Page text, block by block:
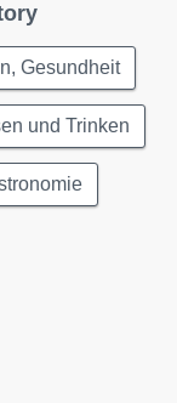
Gesundheit
und Trinken